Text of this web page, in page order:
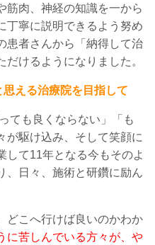
筋肉、神経の知識を一から
丁寧に説明できるよう努め
患者さんから「納得して治
けるようになりました。
思える治療院を目指して
ても良くならない」「も
が駆け込み、そして笑顔に
して11年となる今もそのよ
、日々、施術と研鑽に励ん
どこへ行けば良いのかわか
に苦しんでいる方々が、や